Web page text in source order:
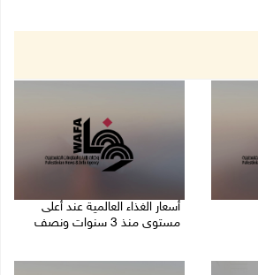
أسعار الغذاء العالمية عند أعلى
مستوى منذ 3 سنوات ونصف